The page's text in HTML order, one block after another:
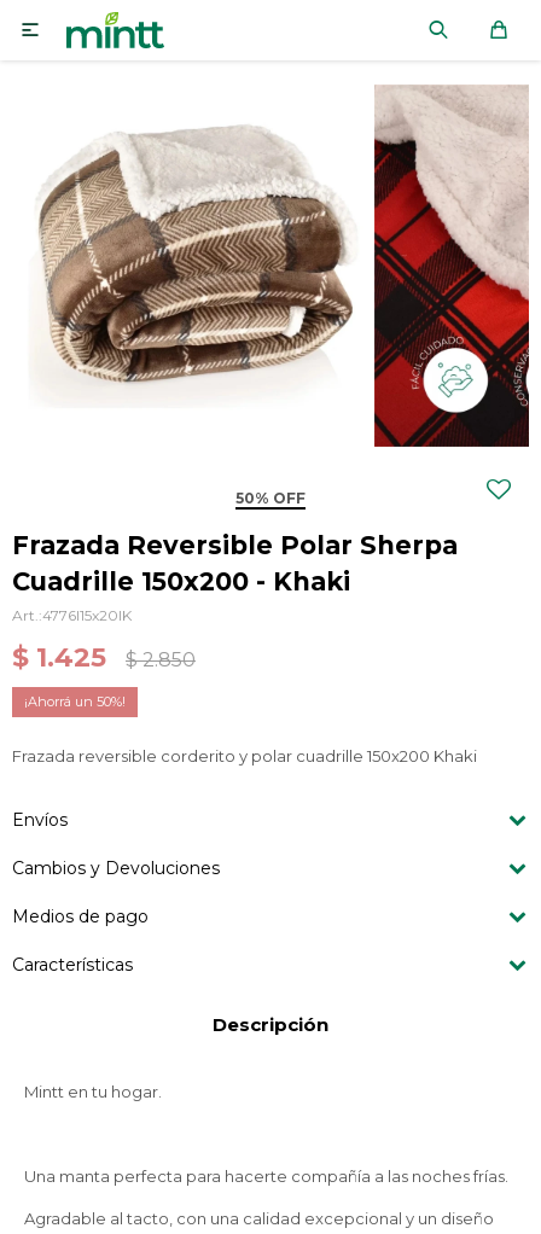

50% OFF
Frazada Reversible Polar Sherpa
Cuadrille 150x200 - Khaki
4776I15x20IK
$ 1.425 $ 2.850
50
Frazada reversible corderito y polar cuadrille 150x200 Khaki
Envíos
Cambios y Devoluciones
Medios de pago
Características
Descripción
Mintt en tu hogar.
Una manta perfecta para hacerte compañía a las noches frías.
Agradable al tacto, con una calidad excepcional y un diseño